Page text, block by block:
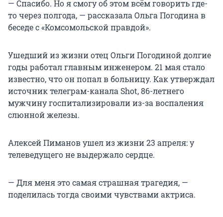
— Спасибо. Но я смогу об этом всём говорить где-
то через полгода, — рассказала Ольга Погодина в
беседе с «Комсомольской правдой».
Ушедший из жизни отец Ольги Погодиной долгие
годы работал главным инженером. 21 мая стало
известно, что он попал в больницу. Как утверждал
источник телеграм-канала Shot, 86-летнего
мужчину госпитализировали из-за воспаления
слюнной железы.
Алексей Пиманов ушел из жизни 23 апреля: у
телеведущего не выдержало сердце.
— Для меня это самая страшная трагедия, —
поделилась тогда своими чувствами актриса.